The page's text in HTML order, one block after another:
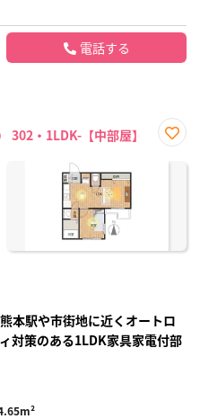
電話する
302・1LDK-【中部屋】
に入
本駅や市街地に近くオートロ
対策のある1LDK家具家電付部